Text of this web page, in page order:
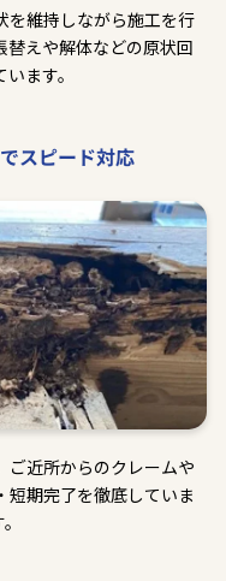
を維持しながら施工を行
替えや解体などの原状回
ます。
スピード対応
ご近所からのクレームや
期完了を徹底していま